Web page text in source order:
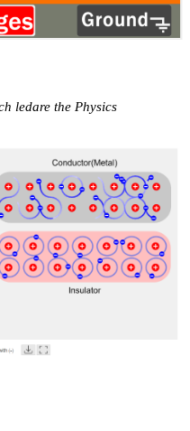
ledare the Physics